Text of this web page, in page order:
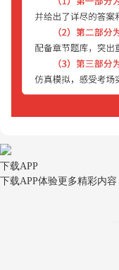
下载APP
下载APP体验更多精彩内容